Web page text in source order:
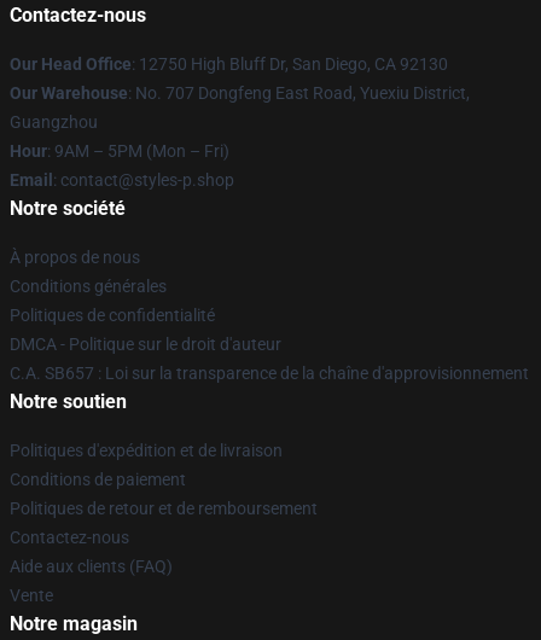
Contactez-nous
Our Head Office: 12750 High Bluff Dr, San Diego, CA 92130
Our Warehouse: No. 707 Dongfeng East Road, Yuexiu District,
Guangzhou
Hour: 9AM – 5PM (Mon – Fri)
Email : contact@styles-p.shop
Notre société
À propos de nous
Conditions générales
Politiques de confidentialité
DMCA - Politique sur le droit d'auteur
C.A. SB657 : Loi sur la transparence de la chaîne d'approvisionnement
Notre soutien
Politiques d'expédition et de livraison
Conditions de paiement
Politiques de retour et de remboursement
Contactez-nous
Aide aux clients (FAQ)
Vente
Notre magasin